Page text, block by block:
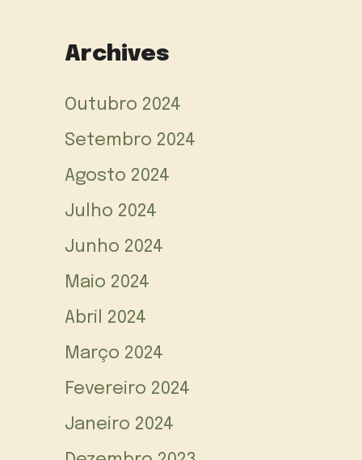
Archives
Outubro 2024
Setembro 2024
Agosto 2024
Julho 2024
Junho 2024
Maio 2024
Abril 2024
Março 2024
Fevereiro 2024
Janeiro 2024